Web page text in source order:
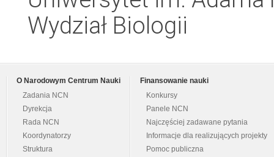
Wydział Biologii
O Narodowym Centrum Nauki
Zadania NCN
Dyrekcja
Rada NCN
Koordynatorzy
Struktura
Finansowanie nauki
Konkursy
Panele NCN
Najczęściej zadawane pytania
Informacje dla realizujących projekty
Pomoc publiczna